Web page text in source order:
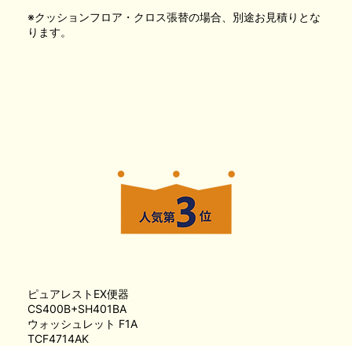
※クッションフロア・クロス張替の場合、別途お見積りとな
ります。
ピュアレストEX便器
CS400B+SH401BA
ウォッシュレット F1A
TCF4714AK